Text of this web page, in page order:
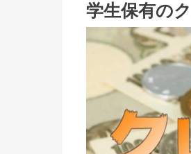
学生保有の